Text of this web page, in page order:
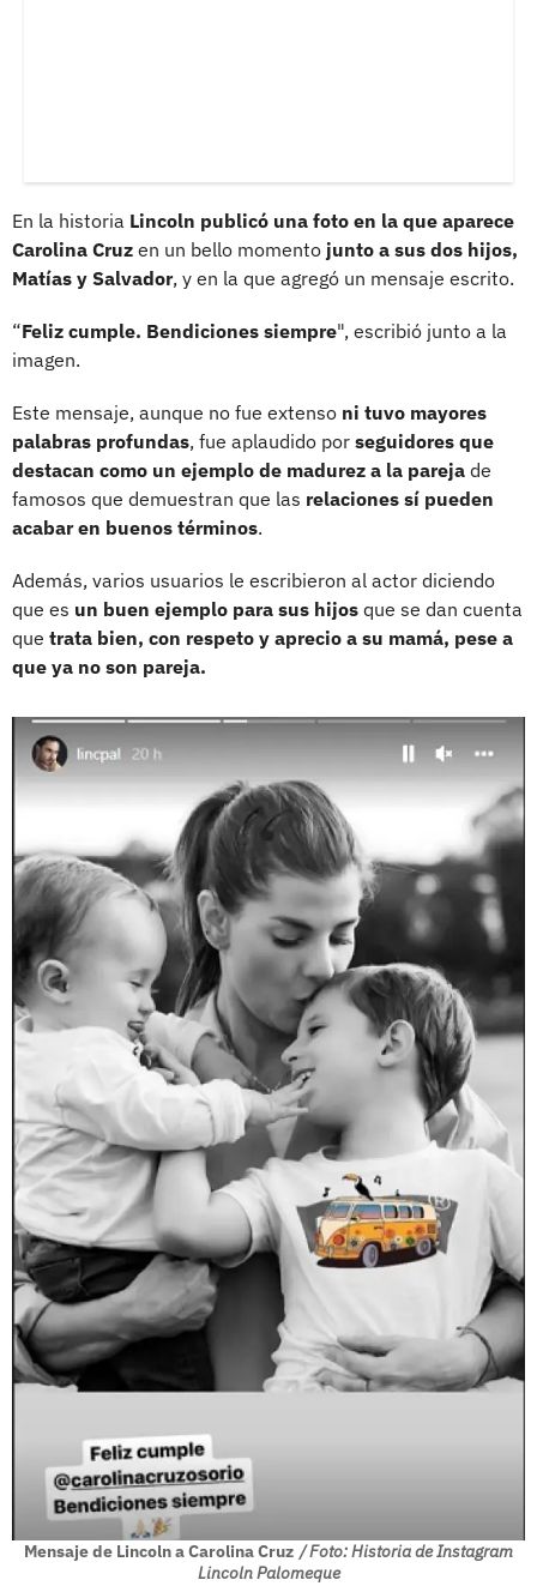
En la historia Lincoln publicó una foto en la que aparece
Carolina Cruz en un bello momento junto a sus dos hijos,
Matías y Salvador, y en la que agregó un mensaje escrito.
“Feliz cumple. Bendiciones siempre", escribió junto a la
imagen.
Este mensaje, aunque no fue extenso ni tuvo mayores
palabras profundas, fue aplaudido por seguidores que
destacan como un ejemplo de madurez a la pareja de
famosos que demuestran que las relaciones sí pueden
acabar en buenos términos.
Además, varios usuarios le escribieron al actor diciendo
que es un buen ejemplo para sus hijos que se dan cuenta
que trata bien, con respeto y aprecio a su mamá, pese a
que ya no son pareja.
Mensaje de Lincoln a Carolina Cruz / Foto: Historia de Instagram
Lincoln Palomeque